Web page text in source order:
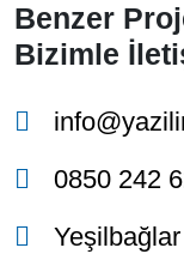
Benzer
Bizimle
0850 242